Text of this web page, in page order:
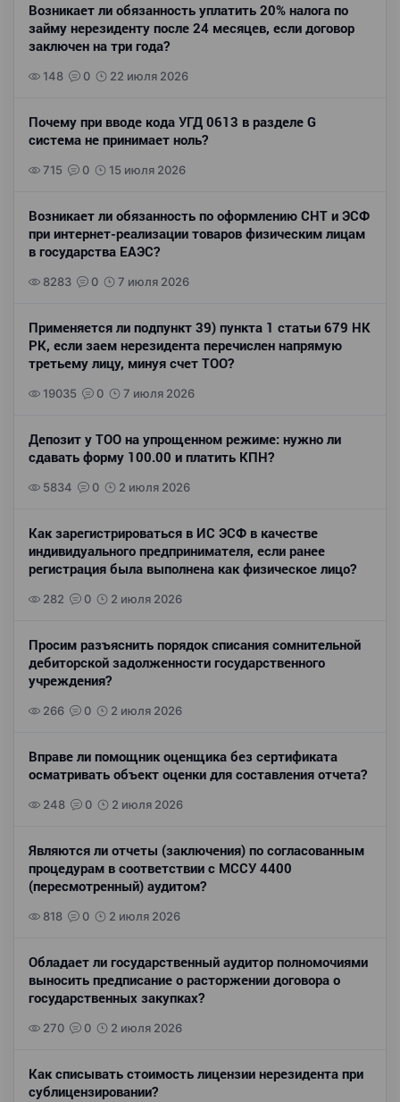
Возникает ли обязанность уплатить 20% налога по
займу нерезиденту после 24 месяцев, если договор
заключен на три года?
148 0 22 июля 2026
Почему при вводе кода УГД 0613 в разделе G
система не принимает ноль?
715 0 15 июля 2026
Возникает ли обязанность по оформлению СНТ и ЭСФ
при интернет-реализации товаров физическим лицам
в государства ЕАЭС?
8283 0 7 июля 2026
Применяется ли подпункт 39) пункта 1 статьи 679 НК
РК, если заем нерезидента перечислен напрямую
третьему лицу, минуя счет ТОО?
19035 0 7 июля 2026
Депозит у ТОО на упрощенном режиме: нужно ли
сдавать форму 100.00 и платить КПН?
5834 0 2 июля 2026
Как зарегистрироваться в ИС ЭСФ в качестве
индивидуального предпринимателя, если ранее
регистрация была выполнена как физическое лицо?
282 0 2 июля 2026
Просим разъяснить порядок списания сомнительной
дебиторской задолженности государственного
учреждения?
266 0 2 июля 2026
Вправе ли помощник оценщика без сертификата
осматривать объект оценки для составления отчета?
248 0 2 июля 2026
Являются ли отчеты (заключения) по согласованным
процедурам в соответствии с МССУ 4400
(пересмотренный) аудитом?
818 0 2 июля 2026
Обладает ли государственный аудитор полномочиями
выносить предписание о расторжении договора о
государственных закупках?
270 0 2 июля 2026
Как списывать стоимость лицензии нерезидента при
сублицензировании?